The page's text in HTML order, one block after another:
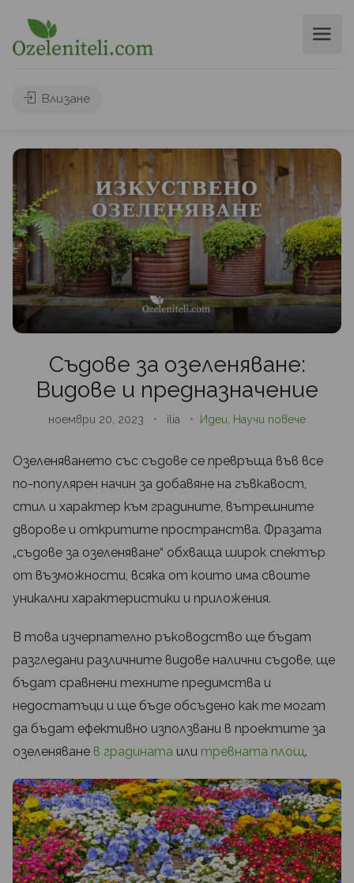
Влизане
Съдове за озеленяване:
Видове и предназначение
ноември 20, 2023 • ilia • Идеи, Научи повече
Озеленяването със съдове се превръща във все
по-популярен начин за добавяне на гъвкавост,
стил и характер към градините, вътрешните
дворове и откритите пространства. Фразата
„съдове за озеленяване“ обхваща широк спектър
от възможности, всяка от които има своите
уникални характеристики и приложения.
В това изчерпателно ръководство ще бъдат
разгледани различните видове налични съдове, ще
бъдат сравнени техните предимства и
недостатъци и ще бъде обсъдено как те могат
да бъдат ефективно използвани в проектите за
озеленяване в градината или тревната площ.